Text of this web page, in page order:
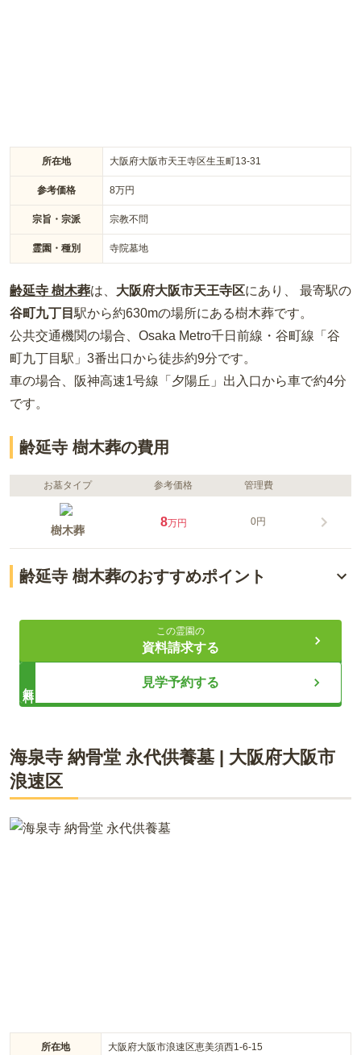
所在地 大阪府大阪市天王寺区生玉町13-31
参考価格 8万円
宗旨・宗派 宗教不問
霊園・種別 寺院墓地
齢延寺 樹木葬は、 大阪府大阪市天王寺区にあり、 最寄駅の
谷町九丁目 駅から約630mの場所にある樹木葬です。
公共交通機関の場合 、Osaka Metro千日前線・谷町線「谷
町九丁目駅」3番出口から徒歩約9分です。
車の場合 、阪神高速1号線「夕陽丘」出入口から車で約4分
です。
齢延寺 樹木葬の費用
お墓タイプ 参考価格 管理費
樹木葬
8万円 0円
齢延寺 樹木葬のおすすめポイント
リーズナブルな価格
大阪市天王寺区に位置する歴史ある禅寺「齢延寺」が提供する
西側の樹木葬は、価格もお手頃で、日当たり良好な環境です。
この霊園の
資料請求する
見学予約する
海泉寺 納骨堂 永代供養墓 | 大阪府大阪市
浪速区
所在地 大阪府大阪市浪速区恵美須西1-6-15